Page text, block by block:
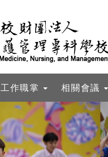
工作職掌 相關會議